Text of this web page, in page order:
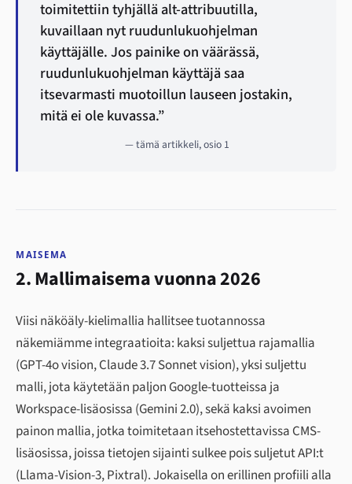
toimitettiin tyhjällä alt-attribuutilla,
kuvaillaan nyt ruudunlukuohjelman
käyttäjälle. Jos painike on väärässä,
ruudunlukuohjelman käyttäjä saa
itsevarmasti muotoillun lauseen jostakin,
mitä ei ole kuvassa.”
— tämä artikkeli, osio 1
MAISEMA
2. Mallimaisema vuonna 2026
Viisi näköäly-kielimallia hallitsee tuotannossa
näkemiämme integraatioita: kaksi suljettua rajamallia
(GPT-4o vision, Claude 3.7 Sonnet vision), yksi suljettu
malli, jota käytetään paljon Google-tuotteissa ja
Workspace-lisäosissa (Gemini 2.0), sekä kaksi avoimen
painon mallia, jotka toimitetaan itsehostettavissa CMS-
lisäosissa, joissa tietojen sijainti sulkee pois suljetut API:t
(Llama-Vision-3, Pixtral). Jokaisella on erillinen profiili alla